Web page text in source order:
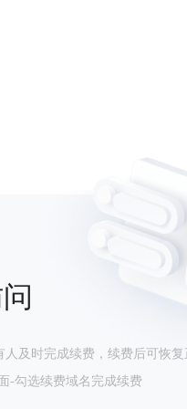
及时完成续费，续费后可恢复
-勾选续费域名完成续费